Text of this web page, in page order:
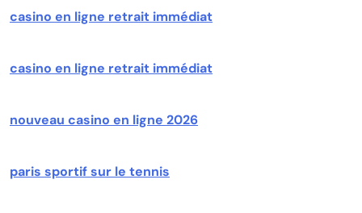
casino en ligne retrait immédiat
casino en ligne retrait immédiat
nouveau casino en ligne 2026
paris sportif sur le tennis